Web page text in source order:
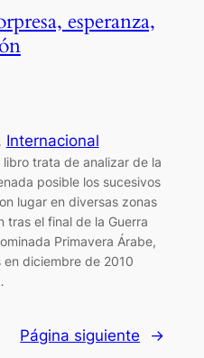
esperanza,
Internacional
libro trata de analizar de la
posible los sucesivos
lugar en diversas zonas
tras el final de la Guerra
Primavera Árabe,
en diciembre de 2010
Página siguiente →